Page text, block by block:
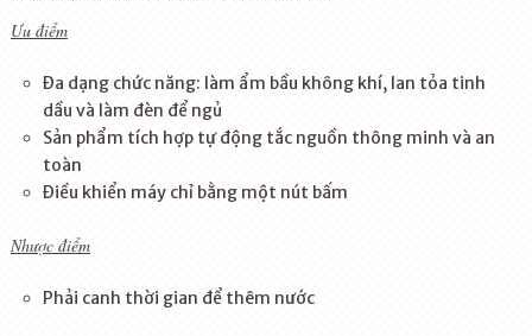
Ưu điểm
Đa dạng chức năng: làm ẩm bầu không khí, lan tỏa tinh
dầu và làm đèn để ngủ
Sản phẩm tích hợp tự động tắc nguồn thông minh và an
toàn
Điều khiển máy chỉ bằng một nút bấm
Nhược điểm
Phải canh thời gian để thêm nước